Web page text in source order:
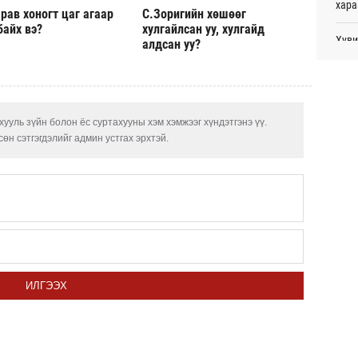
хоногт цаг агаар
вэ?
С.Зоригийн хөшөөг
хулгайлсан уу, хулгайд
алдсан уу?
зүйн болон ёс суртахууны хэм хэмжээг хүндэтгэнэ үү.
сэтгэгдэлийг админ устгах эрхтэй.
ИЛГЭЭХ